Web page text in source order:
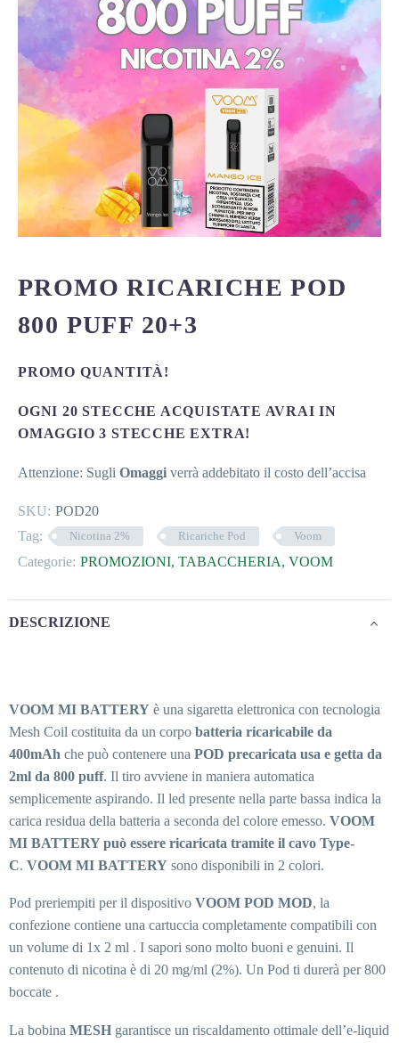
PROMO RICARICHE POD
800 PUFF 20+3
PROMO QUANTITÀ!
OGNI 20 STECCHE ACQUISTATE AVRAI IN
OMAGGIO 3 STECCHE EXTRA!
Attenzione: Sugli Omaggi verrà addebitato il costo dell’accisa
SKU: POD20
Tag:
Nicotina 2% Ricariche Pod Voom
Categorie: PROMOZIONI, TABACCHERIA, VOOM
DESCRIZIONE
VOOM MI BATTERY è una sigaretta elettronica con tecnologia
Mesh Coil costituita da un corpo batteria ricaricabile da
400mAh che può contenere una POD precaricata usa e getta da
2ml da 800 puff. Il tiro avviene in maniera automatica
semplicemente aspirando. Il led presente nella parte bassa indica la
carica residua della batteria a seconda del colore emesso. VOOM
MI BATTERY può essere ricaricata tramite il cavo Type-
C. VOOM MI BATTERY sono disponibili in 2 colori.
Pod preriempiti per il dispositivo VOOM POD MOD, la
confezione contiene una cartuccia completamente compatibili con
un volume di 1x 2 ml . I sapori sono molto buoni e genuini. Il
contenuto di nicotina è di 20 mg/ml (2%). Un Pod ti durerà per 800
boccate .
La bobina MESH garantisce un riscaldamento ottimale dell’e-liquid